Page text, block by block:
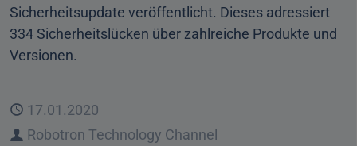
Sicherheitsupdate veröffentlicht. Dieses adressiert
334 Sicherheitslücken über zahlreiche Produkte und
Versionen.
Veröffentlicht
17.01.2020
Autor
Robotron Technology Channel